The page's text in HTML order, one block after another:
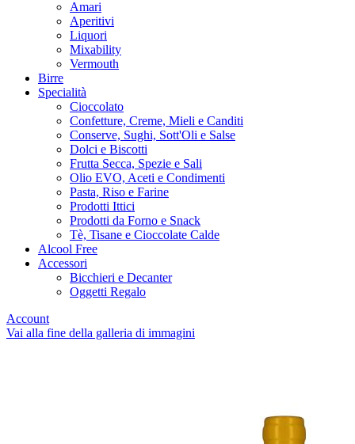
Amari
Aperitivi
Liquori
Mixability
Vermouth
Birre
Specialità
Cioccolato
Confetture, Creme, Mieli e Canditi
Conserve, Sughi, Sott'Oli e Salse
Dolci e Biscotti
Frutta Secca, Spezie e Sali
Olio EVO, Aceti e Condimenti
Pasta, Riso e Farine
Prodotti Ittici
Prodotti da Forno e Snack
Tè, Tisane e Cioccolate Calde
Alcool Free
Accessori
Bicchieri e Decanter
Oggetti Regalo
Account
Vai alla fine della galleria di immagini